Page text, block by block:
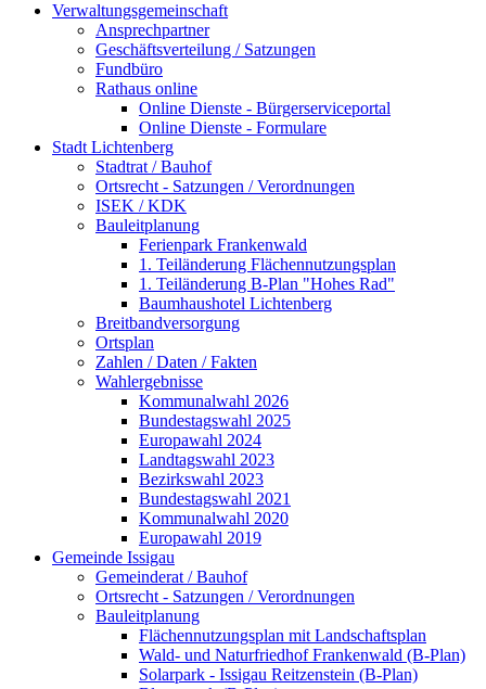
Verwaltungsgemeinschaft
Ansprechpartner
Geschäftsverteilung / Satzungen
Fundbüro
Rathaus online
Online Dienste - Bürgerserviceportal
Online Dienste - Formulare
Stadt Lichtenberg
Stadtrat / Bauhof
Ortsrecht - Satzungen / Verordnungen
ISEK / KDK
Bauleitplanung
Ferienpark Frankenwald
1. Teiländerung Flächennutzungsplan
1. Teiländerung B-Plan "Hohes Rad"
Baumhaushotel Lichtenberg
Breitbandversorgung
Ortsplan
Zahlen / Daten / Fakten
Wahlergebnisse
Kommunalwahl 2026
Bundestagswahl 2025
Europawahl 2024
Landtagswahl 2023
Bezirkswahl 2023
Bundestagswahl 2021
Kommunalwahl 2020
Europawahl 2019
Gemeinde Issigau
Gemeinderat / Bauhof
Ortsrecht - Satzungen / Verordnungen
Bauleitplanung
Flächennutzungsplan mit Landschaftsplan
Wald- und Naturfriedhof Frankenwald (B-Plan)
Solarpark - Issigau Reitzenstein (B-Plan)